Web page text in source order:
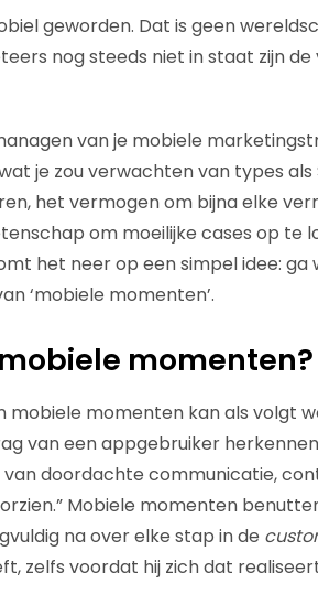
geworden. Dat is geen
nog steeds niet in staat zijn
van je mobiele
je zou verwachten van types als
het vermogen om bijna elke
om moeilijke cases op te
het neer op een simpel idee:
‘mobiele momenten’.
momenten?
mobiele momenten kan als volgt
van een appgebruiker
doordachte communicatie,
Mobiele momenten
na over elke stap in de
zelfs voordat hij zich dat